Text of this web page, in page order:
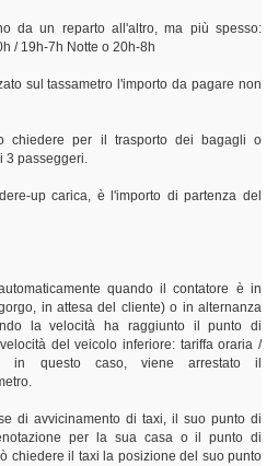
da un reparto all'altro, ma più spesso:
/ 19h-7h Notte o 20h-8h
sul tassametro l'importo da pagare non
chiedere per il trasporto dei bagagli o
3 passeggeri.
up carica, è l'importo di partenza del
quando il contatore è in
in attesa del cliente) o in alternanza
la velocità ha raggiunto il punto di
del veicolo inferiore: tariffa oraria /
in questo caso, viene arrestato il
di avvicinamento di taxi, il suo punto di
per la sua casa o il punto di
chiedere il taxi la posizione del suo punto